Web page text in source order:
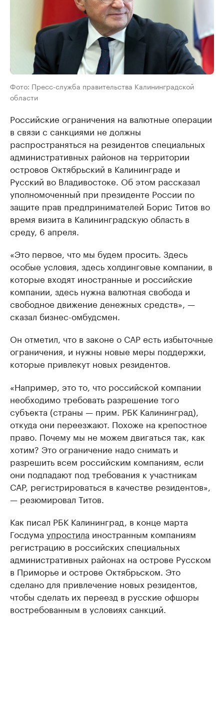
Фото: Пресс-служба правительства Калининградской
области
Российские ограничения на валютные операции
в связи с санкциями не должны
распространяться на резидентов специальных
административных районов на территории
островов Октябрьский в Калининграде и
Русский во Владивостоке. Об этом рассказал
уполномоченный при президенте России по
защите прав предпринимателей Борис Титов во
время визита в Калининградскую область в
среду, 6 апреля.
«Это первое, что мы будем просить. Здесь
особые условия, здесь холдинговые компании, в
которые входят иностранные и российские
компании, здесь нужна валютная свобода и
свободное движение денежных средств», —
сказал бизнес-омбудсмен.
Он отметил, что в законе о САР есть избыточные
ограничения, и нужны новые меры поддержки,
которые привлекут новых резидентов.
«Например, это то, что российской компании
необходимо требовать разрешение того
субъекта (страны — прим. РБК Калининград),
откуда они переезжают. Похоже на крепостное
право. Почему мы не можем двигаться так, как
хотим? Это ограничение надо снимать и
разрешить всем российским компаниям, если
они подпадают под требования к участникам
САР, регистрироваться в качестве резидентов»,
— резюмировал Титов.
Как писал РБК Калининград, в конце марта
Госдума упростила иностранным компаниям
регистрацию в российских специальных
административных районах на острове Русском
в Приморье и острове Октябрьском. Это
сделано для привлечение новых резидентов,
чтобы сделать их переезд в русские офшоры
востребованным в условиях санкций.